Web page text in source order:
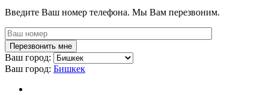
Введите Ваш номер телефона. Мы Вам перезвоним.
Ваш город:
Ваш город: Бишкек